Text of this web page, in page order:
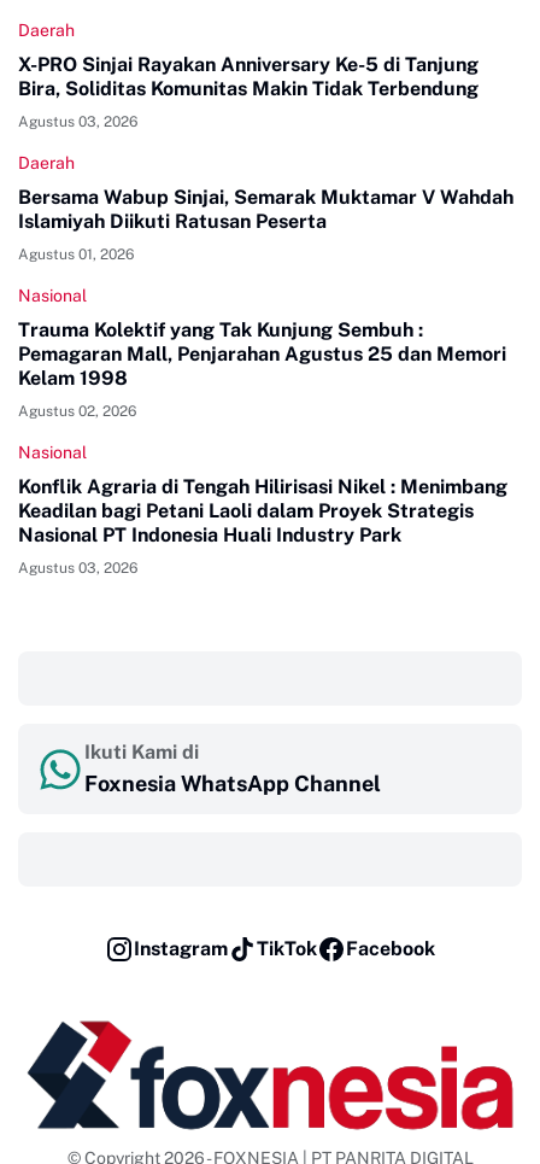
Daerah
X-PRO Sinjai Rayakan Anniversary Ke-5 di Tanjung
Bira, Soliditas Komunitas Makin Tidak Terbendung
Agustus 03, 2026
Daerah
Bersama Wabup Sinjai, Semarak Muktamar V Wahdah
Islamiyah Diikuti Ratusan Peserta
Agustus 01, 2026
Nasional
Trauma Kolektif yang Tak Kunjung Sembuh :
Pemagaran Mall, Penjarahan Agustus 25 dan Memori
Kelam 1998
Agustus 02, 2026
Nasional
Konflik Agraria di Tengah Hilirisasi Nikel : Menimbang
Keadilan bagi Petani Laoli dalam Proyek Strategis
Nasional PT Indonesia Huali Industry Park
Agustus 03, 2026
Ikuti Kami di
Foxnesia WhatsApp Channel
Instagram TikTok Facebook
© Copyright 2026 - FOXNESIA | PT PANRITA DIGITAL